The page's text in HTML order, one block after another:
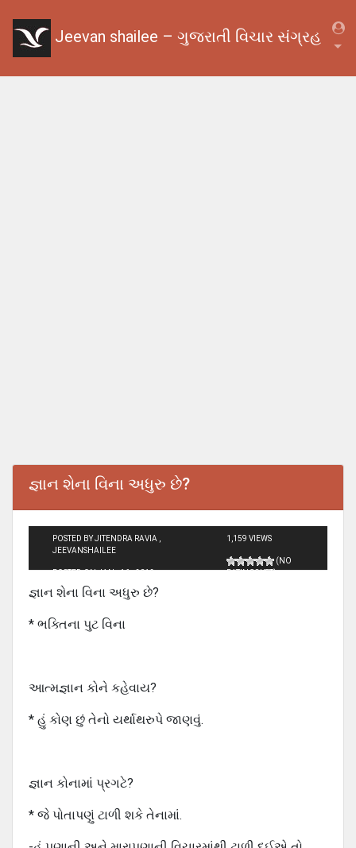
Jeevan shailee – ગુજરાતી વિચાર સંગ્રહ
જ્ઞાન શેના વિના અધુરુ છે?
POSTED BY JITENDRA RAVIA ,
JEEVANSHAILEE
POSTED ON JAN - 16 - 2012
1,159 VIEWS
(NO
RATINGS YET)
જ્ઞાન શેના વિના અધુરુ છે?
* ભક્તિના પુટ વિના
આત્મજ્ઞાન કોને કહેવાય?
* હું કોણ છું તેનો યર્થાથરુપે જાણવું.
જ્ઞાન કોનામાં પ્રગટે?
* જે પોતાપણું ટાળી શકે તેનામાં.